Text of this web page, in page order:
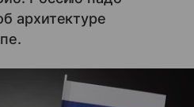
архитектуре